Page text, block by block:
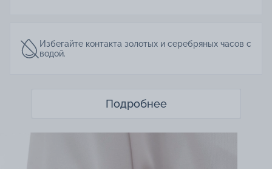
Избегайте контакта золотых и серебряных часов с
водой.
Подробнее